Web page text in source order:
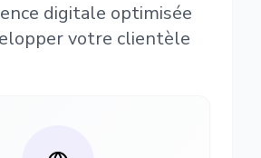
digitale optimisée
votre clientèle